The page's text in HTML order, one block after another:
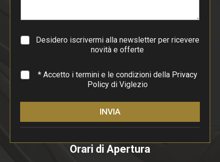
g
a
f
Desidero iscrivermi alla newsletter per ricevere
novità e offerte
* * Accetto i termini e le condizioni della Privacy
Policydi Viglezio
INVIA
Orari di Apertura